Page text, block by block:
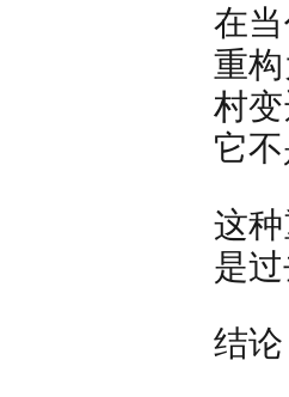
在
重
村
它
这
是
结论